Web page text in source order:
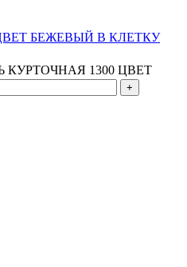
БЕЖЕВЫЙ В КЛЕТКУ
КУРТОЧНАЯ 1300 ЦВЕТ